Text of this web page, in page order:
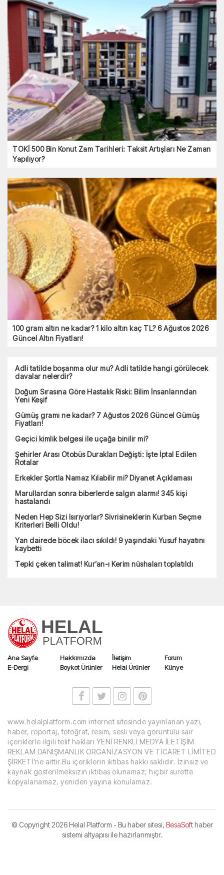
TOKİ 500 Bin Konut Zam Tarihleri: Taksit Artışları Ne Zaman
Yapılıyor?
100 gram altın ne kadar? 1 kilo altın kaç TL? 6 Ağustos 2026
Güncel Altın Fiyatları!
Adli tatilde boşanma olur mu? Adli tatilde hangi görülecek
davalar nelerdir?
Doğum Sırasına Göre Hastalık Riski: Bilim İnsanlarından
Yeni Keşif
Gümüş gramı ne kadar? 7 Ağustos 2026 Güncel Gümüş
Fiyatları!
Geçici kimlik belgesi ile uçağa binilir mi?
Şehirler Arası Otobüs Durakları Değişti: İşte İptal Edilen
Rotalar
Erkekler Şortla Namaz Kılabilir mi? Diyanet Açıklaması
Marullardan sonra biberlerde salgın alarmı! 345 kişi
hastalandı
Neden Hep Sizi Isırıyorlar? Sivrisineklerin Kurban Seçme
Kriterleri Belli Oldu!
Yan dairede böcek ilacı sıkıldı! 9 yaşındaki Yusuf hayatını
kaybetti
Tepki çeken talimat! Kur’an-ı Kerim nüshaları toplatıldı
Ana Sayfa Hakkımızda İletişim
Forum
E-Dergi
Boykot Ürünler Helal Ürünler Künye
www.helalplatform.com internet sitesinde yayınlanan yazı,
haber, röportaj, fotoğraf, resim, sesli veya görüntülü sair
içeriklerle ilgili telif hakları YENİ RENKLİ MEDYA İLETİŞİM
REKLAM DANIŞMANLIK ORGANİZASYON VE TİCARET LİMİTED
ŞİRKETİ’ne aittir.Bu içeriklerin iktibas hakkı saklıdır. İzinsiz ve
kaynak gösterilmeksizin iktibas olunamaz; hiçbir surette
kopyalanamaz, yeniden yayına konulamaz.
© Copyright2026 Helal Platform - Bu haber sitesi, BesaSofthaber
sistemi altyapısı ile hazırlanmıştır.